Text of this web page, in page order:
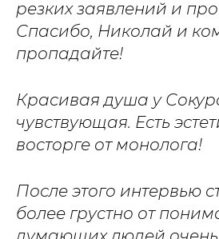
резких заявлений и
Спасибо, Николай и
пропадайте!
Красивая душа у
чувствующая. Есть
восторге от монолога!
После этого интервью
более грустно от